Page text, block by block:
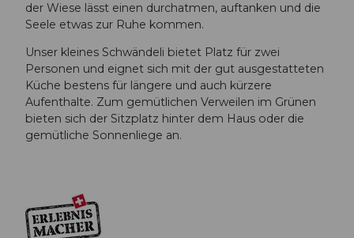
der Wiese lässt einen durchatmen, auftanken und die
Seele etwas zur Ruhe kommen.
Unser kleines Schwändeli bietet Platz für zwei
Personen und eignet sich mit der gut ausgestatteten
Küche bestens für längere und auch kürzere
Aufenthalte. Zum gemütlichen Verweilen im Grünen
bieten sich der Sitzplatz hinter dem Haus oder die
gemütliche Sonnenliege an.